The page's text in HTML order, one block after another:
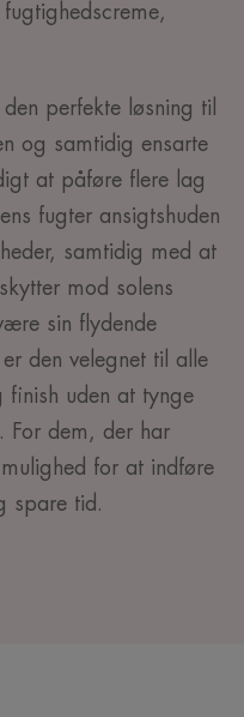
perfekte løsning til
og samtidig ensarte
at påføre flere lag
fugter ansigtshuden
samtidig med at
mod solens
sin flydende
den velegnet til alle
finish uden at tynge
For dem, der har
for at indføre
spare tid.